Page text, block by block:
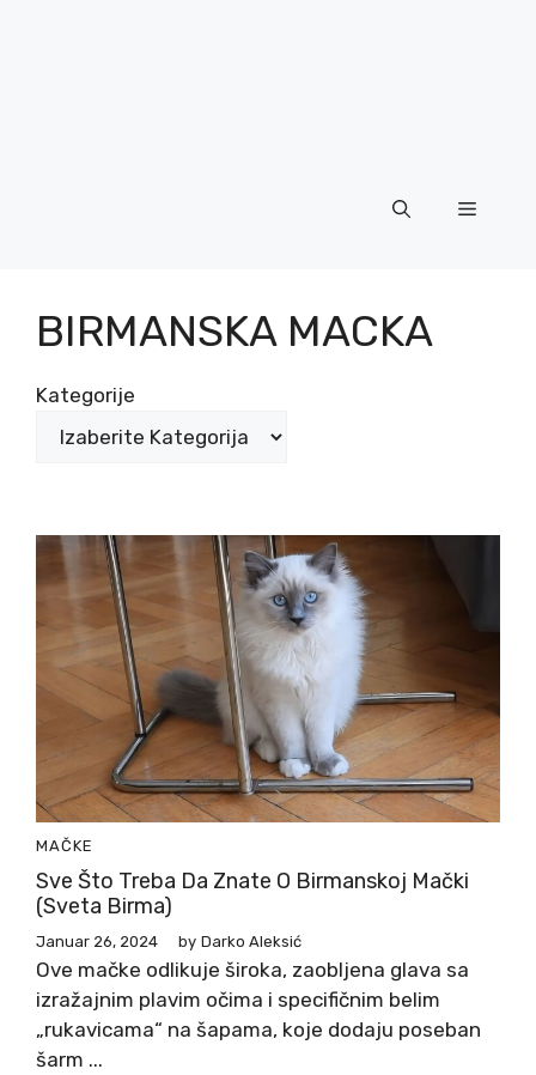
Menu
BIRMANSKA MACKA
Kategorije
MAČKE
Sve Što Treba Da Znate O Birmanskoj Mački
(Sveta Birma)
Januar 26, 2024 by Darko Aleksić
Ove mačke odlikuje široka, zaobljena glava sa
izražajnim plavim očima i specifičnim belim
„rukavicama“ na šapama, koje dodaju poseban
šarm ...